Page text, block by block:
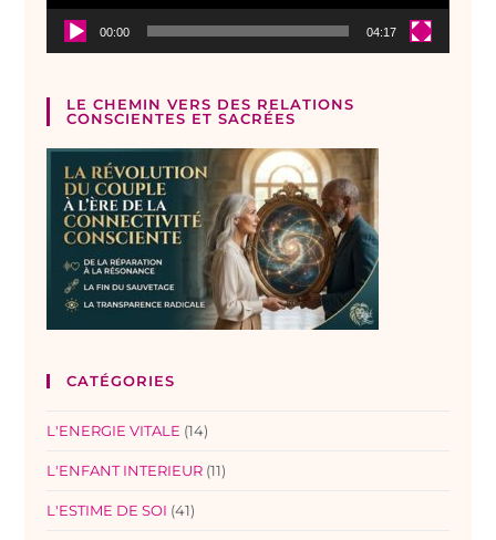
00:00 04:17
LE CHEMIN VERS DES RELATIONS
CONSCIENTES ET SACRÉES
CATÉGORIES
L'ENERGIE VITALE (14)
L'ENFANT INTERIEUR (11)
L'ESTIME DE SOI (41)